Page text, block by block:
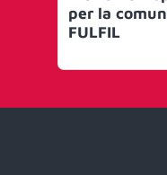
per la
FULFIL